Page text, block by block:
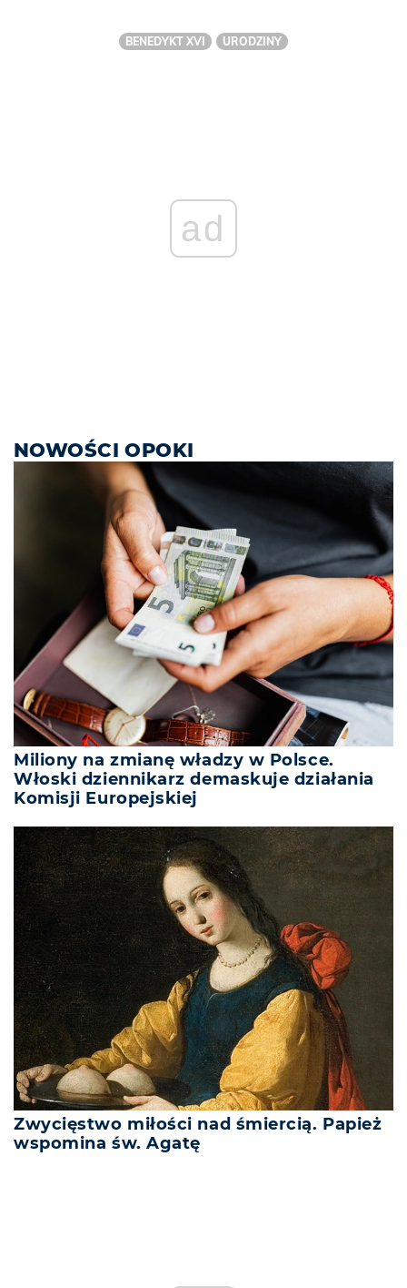
BENEDYKT XVI URODZINY
ad
NOWOŚCI OPOKI
Miliony na zmianę władzy w Polsce.
Włoski dziennikarz demaskuje działania
Komisji Europejskiej
Zwycięstwo miłości nad śmiercią. Papież
wspomina św. Agatę